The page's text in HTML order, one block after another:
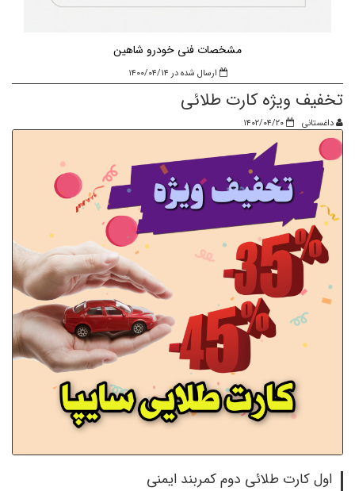
مشخصات فنی خودرو شاهین
ارسال شده در ۱۴۰۰/۰۴/۱۴
تخفیف ویژه کارت طلائی
داغستانی
اول کارت طلائی دوم کمربند ایمنی